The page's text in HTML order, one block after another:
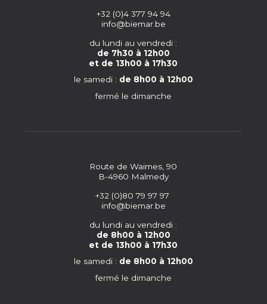
+32 (0)4 377 94 94
info@biemar.be
du lundi au vendredi :
de 7h30 à 12h00
et de 13h00 à 17h30
le samedi : de 8h00 à 12h00
fermé le dimanche
Route de Waimes, 90
B-4960 Malmedy
+32 (0)80 79 97 97
info@biemar.be
du lundi au vendredi :
de 8h00 à 12h00
et de 13h00 à 17h30
le samedi : de 8h00 à 12h00
fermé le dimanche